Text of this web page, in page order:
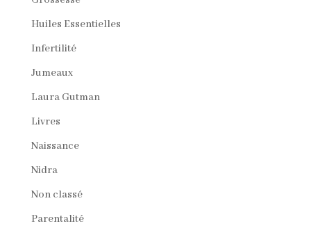
Huiles Essentielles
Infertilité
Jumeaux
Laura Gutman
Livres
Naissance
Nidra
Non classé
Parentalité